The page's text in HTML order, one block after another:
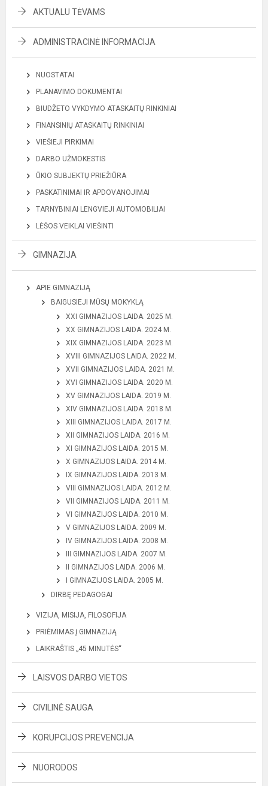
AKTUALU TĖVAMS
ADMINISTRACINĖ INFORMACIJA
NUOSTATAI
PLANAVIMO DOKUMENTAI
BIUDŽETO VYKDYMO ATASKAITŲ RINKINIAI
FINANSINIŲ ATASKAITŲ RINKINIAI
VIEŠIEJI PIRKIMAI
DARBO UŽMOKESTIS
ŪKIO SUBJEKTŲ PRIEŽIŪRA
PASKATINIMAI IR APDOVANOJIMAI
TARNYBINIAI LENGVIEJI AUTOMOBILIAI
LĖŠOS VEIKLAI VIEŠINTI
GIMNAZIJA
APIE GIMNAZIJĄ
BAIGUSIEJI MŪSŲ MOKYKLĄ
XXI GIMNAZIJOS LAIDA. 2025 M.
XX GIMNAZIJOS LAIDA. 2024 M.
XIX GIMNAZIJOS LAIDA. 2023 M.
XVIII GIMNAZIJOS LAIDA. 2022 M.
XVII GIMNAZIJOS LAIDA. 2021 M.
XVI GIMNAZIJOS LAIDA. 2020 M.
XV GIMNAZIJOS LAIDA. 2019 M.
XIV GIMNAZIJOS LAIDA. 2018 M.
XIII GIMNAZIJOS LAIDA. 2017 M.
XII GIMNAZIJOS LAIDA. 2016 M.
XI GIMNAZIJOS LAIDA. 2015 M.
X GIMNAZIJOS LAIDA. 2014 M.
IX GIMNAZIJOS LAIDA. 2013 M.
VIII GIMNAZIJOS LAIDA. 2012 M.
VII GIMNAZIJOS LAIDA. 2011 M.
VI GIMNAZIJOS LAIDA. 2010 M.
V GIMNAZIJOS LAIDA. 2009 M.
IV GIMNAZIJOS LAIDA. 2008 M.
III GIMNAZIJOS LAIDA. 2007 M.
II GIMNAZIJOS LAIDA. 2006 M.
I GIMNAZIJOS LAIDA. 2005 M.
DIRBĘ PEDAGOGAI
VIZIJA, MISIJA, FILOSOFIJA
PRIĖMIMAS Į GIMNAZIJĄ
LAIKRAŠTIS „45 MINUTĖS“
LAISVOS DARBO VIETOS
CIVILINĖ SAUGA
KORUPCIJOS PREVENCIJA
NUORODOS